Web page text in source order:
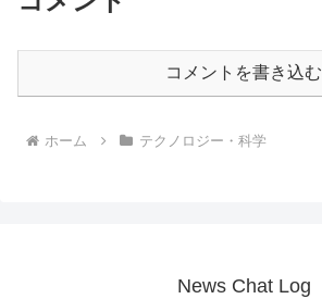
コメントを書き込む
ホーム テクノロジー・科学
News Chat Log